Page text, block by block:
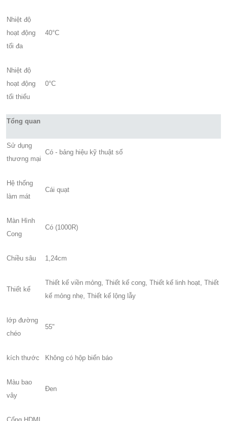
Nhiệt độ
hoạt động
tối đa
40°C
Nhiệt độ
hoạt động
tối thiểu
0°C
Tổng quan
Sử dụng
thương mại
Có - bảng hiệu kỹ thuật số
Hệ thống
làm mát
Cái quạt
Màn Hình
Cong
Có (1000R)
Chiều sâu 1,24cm
Thiết kế
Thiết kế viền mỏng, Thiết kế cong, Thiết kế linh hoạt, Thiết
kế mỏng nhẹ, Thiết kế lộng lẫy
lớp đường
chéo
55"
kích thước Không có hộp biển báo
Màu bao
vây
Đen